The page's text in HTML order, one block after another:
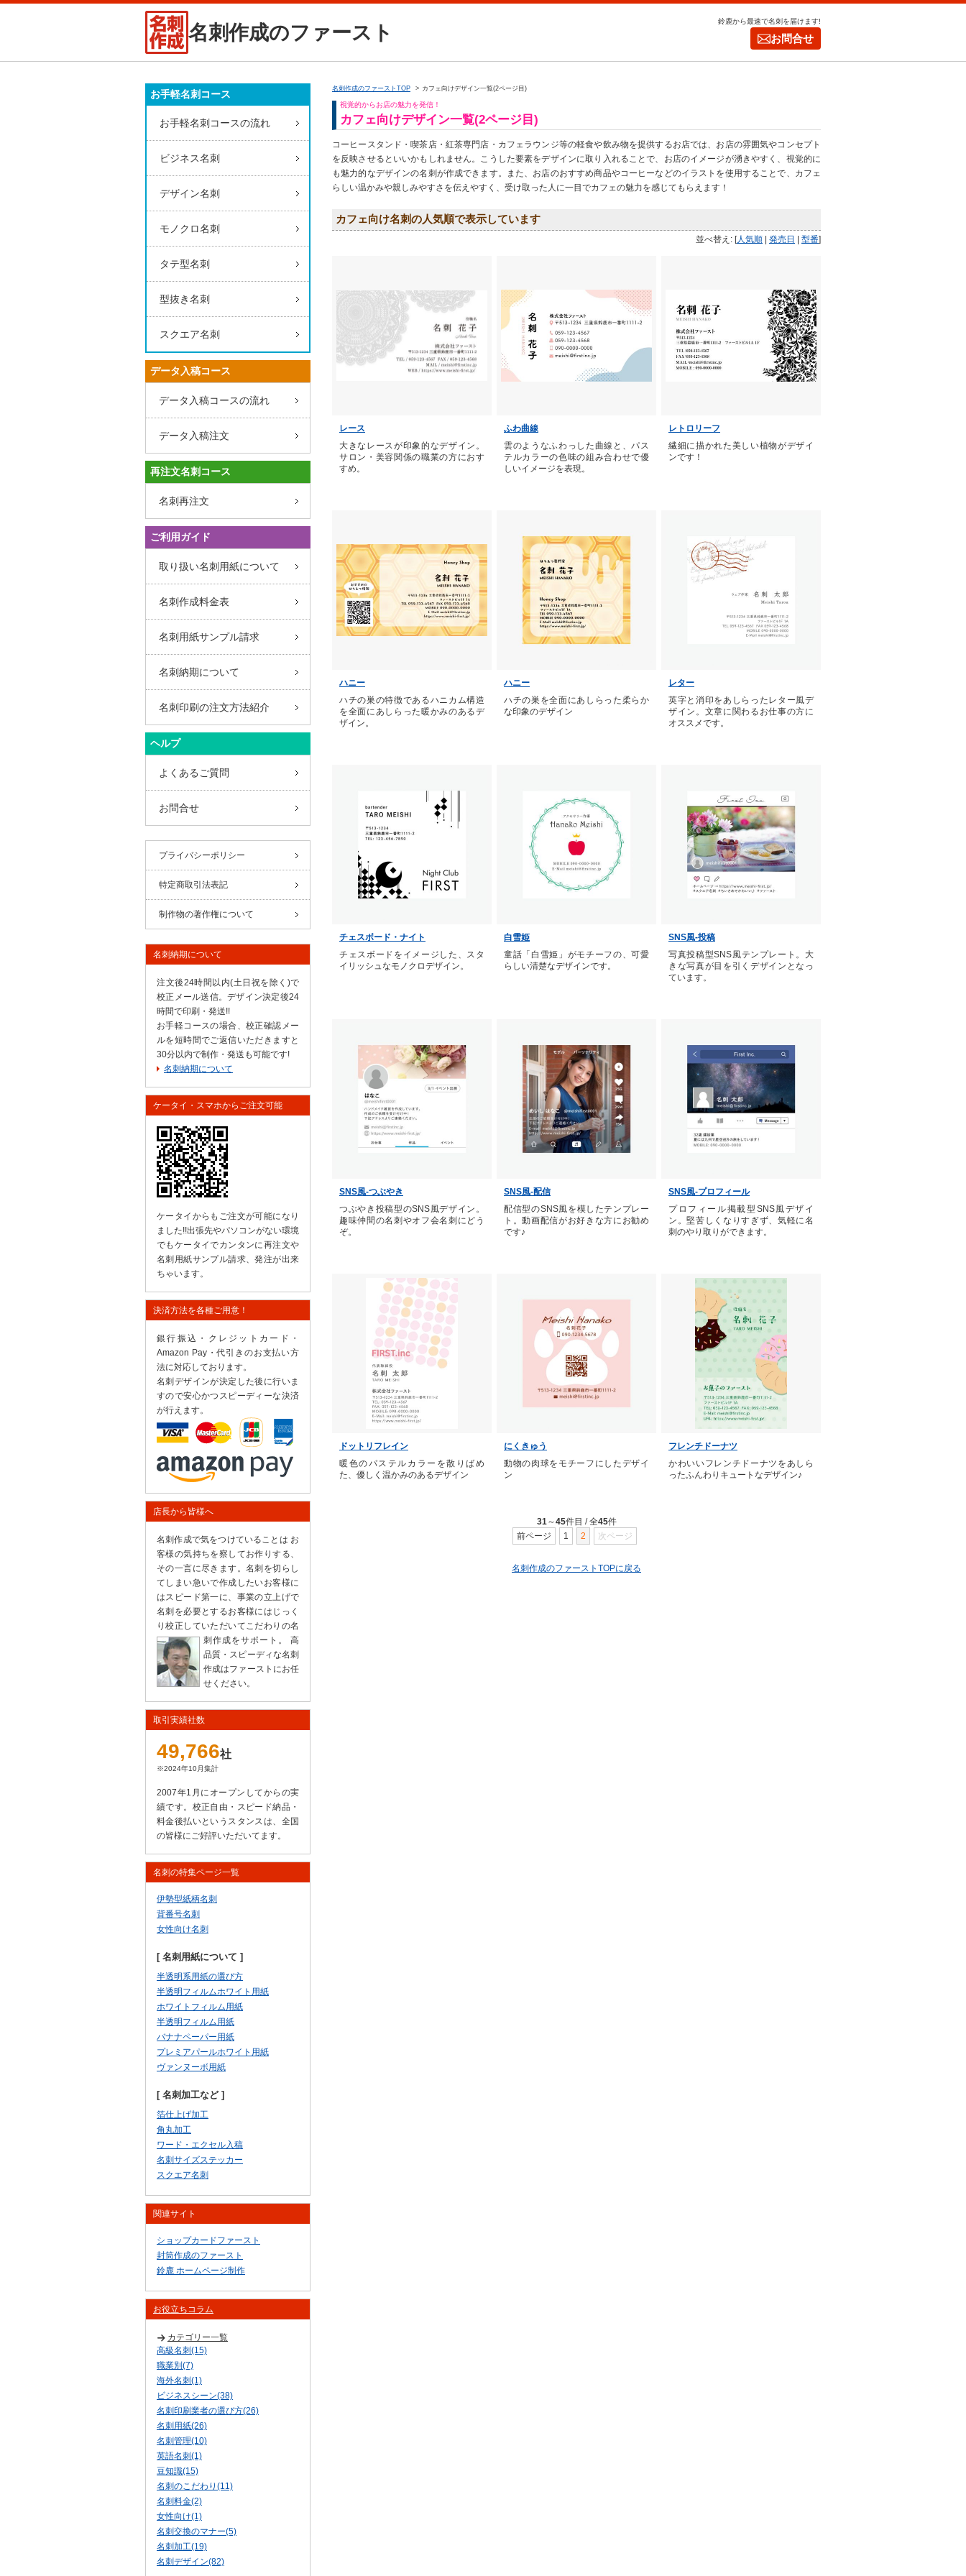
名刺作成のファースト 鈴鹿から最速で名刺を届けます!
お問合せ
名刺作成のファーストTOP カフェ向けデザイン一覧(2ページ目)
視覚的からお店の魅力を発信！
カフェ向けデザイン一覧(2ページ目)
コーヒースタンド・喫茶店・紅茶専門店・カフェラウンジ等の軽食や飲み物を提供するお店では、お店の雰囲気やコンセプト
を反映させるといいかもしれません。こうした要素をデザインに取り入れることで、お店のイメージが湧きやすく、視覚的に
も魅力的なデザインの名刺が作成できます。また、お店のおすすめ商品やコーヒーなどのイラストを使用することで、カフェ
らしい温かみや親しみやすさを伝えやすく、受け取った人に一目でカフェの魅力を感じてもらえます！
カフェ向け名刺の人気順で表示しています
並べ替え: [人気順 発売日 型番]
レース
大きなレースが印象的なデザイン。
サロン・美容関係の職業の方におす
すめ。
ふわ曲線
雲のようなふわっした曲線と、パス
テルカラーの色味の組み合わせで優
しいイメージを表現。
レトロリーフ
繊細に描かれた美しい植物がデザイ
ンです！
ハニー
ハチの巣の特徴であるハニカム構造
を全面にあしらった暖かみのあるデ
ザイン。
ハニー
ハチの巣を全面にあしらった柔らか
な印象のデザイン
レター
英字と消印をあしらったレター風デ
ザイン。文章に関わるお仕事の方に
オススメです。
チェスボード・ナイト
チェスボードをイメージした、スタ
イリッシュなモノクロデザイン。
白雪姫
童話「白雪姫」がモチーフの、可愛
らしい清楚なデザインです。
SNS風-投稿
写真投稿型SNS風テンプレート。大
きな写真が目を引くデザインとなっ
ています。
SNS風-つぶやき
つぶやき投稿型のSNS風デザイン。
趣味仲間の名刺やオフ会名刺にどう
ぞ。
SNS風-配信
配信型のSNS風を模したテンプレー
ト。動画配信がお好きな方にお勧め
です♪
SNS風-プロフィール
プロフィール掲載型SNS風デザイ
ン。堅苦しくなりすぎず、気軽に名
刺のやり取りができます。
ドットリフレイン
暖色のパステルカラーを散りばめ
た、優しく温かみのあるデザイン
にくきゅう
動物の肉球をモチーフにしたデザイ
ン
フレンチドーナツ
かわいいフレンチドーナツをあしら
ったふんわりキュートなデザイン♪
31～45件目 / 全45件
前ページ
1 2 次ページ
名刺作成のファーストTOPに戻る
お手軽名刺コース
お手軽名刺コースの流れ
ビジネス名刺
デザイン名刺
モノクロ名刺
タテ型名刺
型抜き名刺
スクエア名刺
データ入稿コース
データ入稿コースの流れ
データ入稿注文
再注文名刺コース
名刺再注文
ご利用ガイド
取り扱い名刺用紙について
名刺作成料金表
名刺用紙サンプル請求
名刺納期について
名刺印刷の注文方法紹介
ヘルプ
よくあるご質問
お問合せ
プライバシーポリシー
特定商取引法表記
制作物の著作権について
名刺納期について
注文後24時間以内(土日祝を除く)で
校正メール送信。デザイン決定後24
時間で印刷・発送!!
お手軽コースの場合、校正確認メー
ルを短時間でご返信いただきますと
30分以内で制作・発送も可能です!
名刺納期について
ケータイ・スマホからご注文可能
ケータイからもご注文が可能になり
ました!!出張先やパソコンがない環境
でもケータイでカンタンに再注文や
名刺用紙サンプル請求、発注が出来
ちゃいます。
決済方法を各種ご用意！
銀行振込・クレジットカード・
Amazon Pay・代引きのお支払い方
法に対応しております。
名刺デザインが決定した後に行いま
すので安心かつスピーディーな決済
が行えます。
店長から皆様へ
名刺作成で気をつけていることは お
客様の気持ちを察してお作りする、
その一言に尽きます。名刺を切らし
てしまい急いで作成したいお客様に
はスピード第一に、事業の立上げで
名刺を必要とするお客様にはじっく
り校正していただいてこだわりの名
刺作成をサポート。
高
品質・スピーディな名刺
作成はファーストにお任
せください。
取引実績社数
49,766社
※2024年10月集計
2007年1月にオープンしてからの実
績です。校正自由・スピード納品・
料金後払いというスタンスは、全国
の皆様にご好評いただいてます。
名刺の特集ページ一覧
伊勢型紙柄名刺
背番号名刺
女性向け名刺
[ 名刺用紙について ]
半透明系用紙の選び方
半透明フィルムホワイト用紙
ホワイトフィルム用紙
半透明フィルム用紙
バナナペーパー用紙
プレミアパールホワイト用紙
ヴァンヌーボ用紙
[ 名刺加工など ]
箔仕上げ加工
角丸加工
ワード・エクセル入稿
名刺サイズステッカー
スクエア名刺
関連サイト
ショップカードファースト
封筒作成のファースト
鈴鹿 ホームページ制作
お役立ちコラム
カテゴリー一覧
高級名刺(15)
職業別(7)
海外名刺(1)
ビジネスシーン(38)
名刺印刷業者の選び方(26)
名刺用紙(26)
名刺管理(10)
英語名刺(1)
豆知識(15)
名刺のこだわり(11)
名刺料金(2)
女性向け(1)
名刺交換のマナー(5)
名刺加工(19)
名刺デザイン(82)